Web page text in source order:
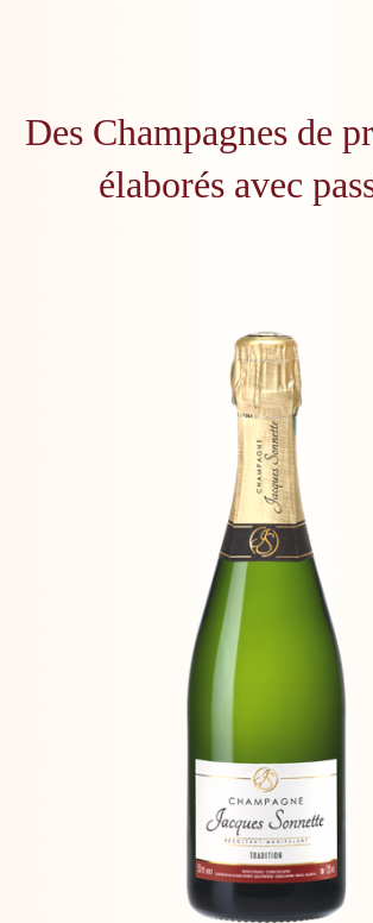
Des Champagnes de
élaborés avec